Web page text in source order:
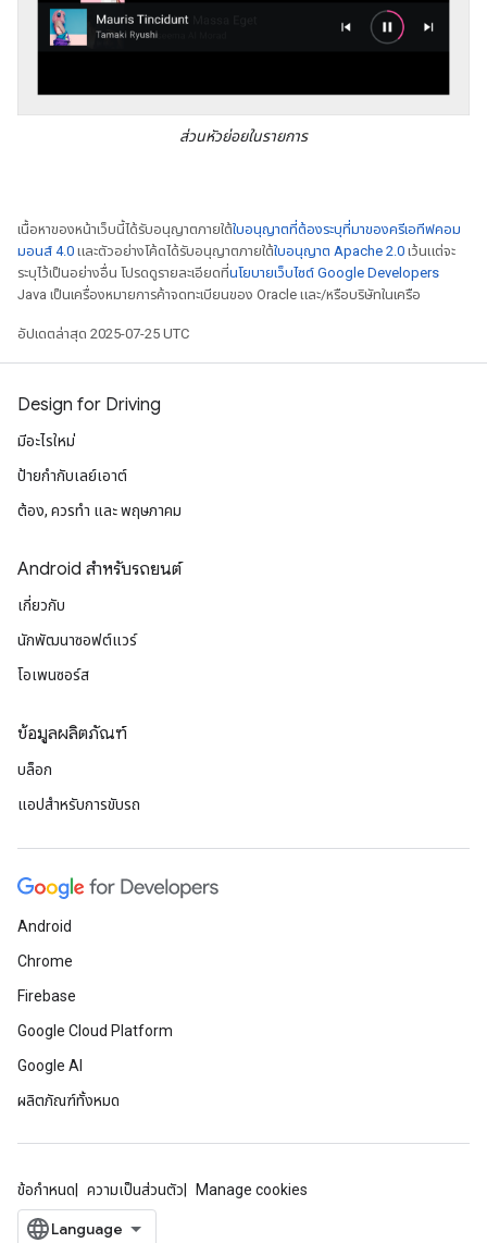
ส่วนหัวย่อยในรายการ
เนื้อหาของหน้าเว็บนี้ได้รับอนุญาตภายใต้ใบอนุญาตที่ต้องระบุที่มาของครีเอทีฟคอม
มอนส์ 4.0 และตัวอย่างโค้ดได้รับอนุญาตภายใต้ใบอนุญาต Apache 2.0 เว้นแต่จะ
ระบุไว้เป็นอย่างอื่น โปรดดูรายละเอียดที่นโยบายเว็บไซต์ Google Developers
Java เป็นเครื่องหมายการค้าจดทะเบียนของ Oracle และ/หรือบริษัทในเครือ
อัปเดตล่าสุด 2025-07-25 UTC
Design for Driving
มีอะไรใหม่
ป้ายกํากับเลย์เอาต์
ต้อง, ควรทำ และ พฤษภาคม
Android สำหรับรถยนต์
เกี่ยวกับ
นักพัฒนาซอฟต์แวร์
โอเพนซอร์ส
ข้อมูลผลิตภัณฑ์
บล็อก
แอปสำหรับการขับรถ
Android
Chrome
Firebase
Google Cloud Platform
Google AI
ผลิตภัณฑ์ทั้งหมด
ข้อกำหนด ความเป็นส่วนตัว Manage cookies